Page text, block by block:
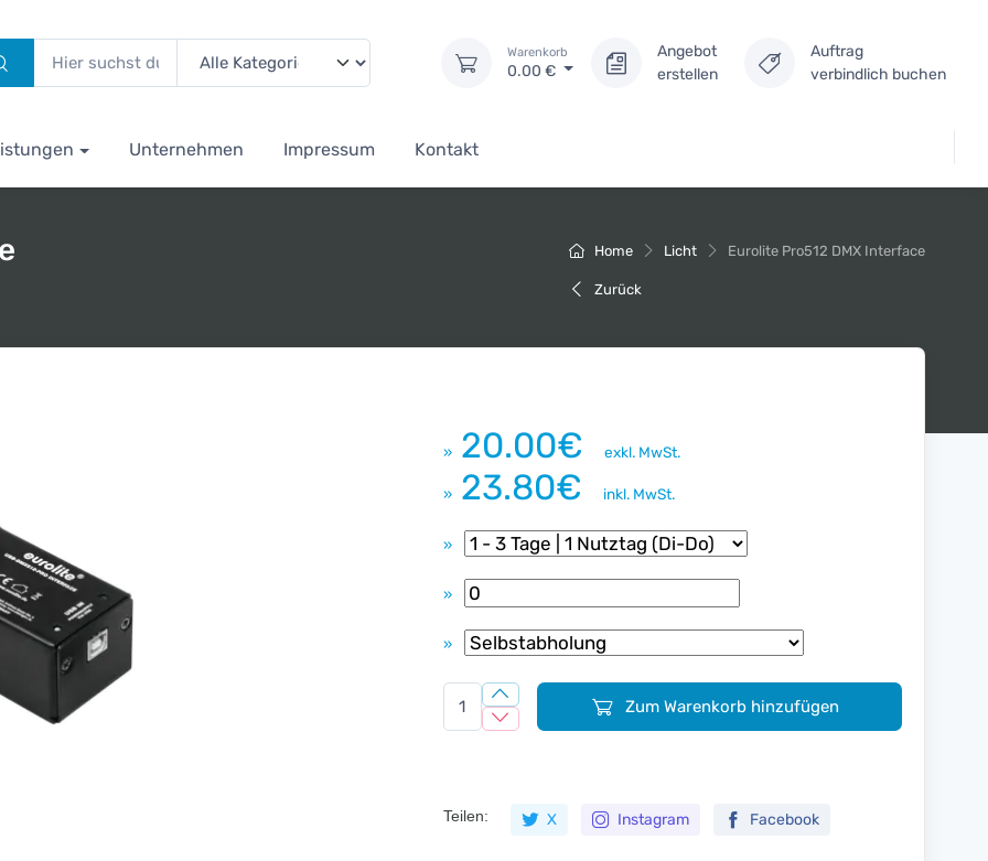
Warenkorb
0.00 €
Angebot
erstellen
Auftrag
verbindlich buchen
Unternehmen Impressum Kontakt
Home Licht Eurolite Pro512 DMX Interface
Zurück
» 20.00€ exkl. MwSt.
» 23.80€ inkl. MwSt.
»
»
»
Zum Warenkorb hinzufügen
Teilen: X Instagram Facebook